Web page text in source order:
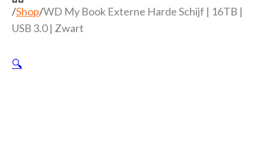
/Shop/WD My Book Externe Harde Schijf | 16TB |
USB 3.0 | Zwart
🔍